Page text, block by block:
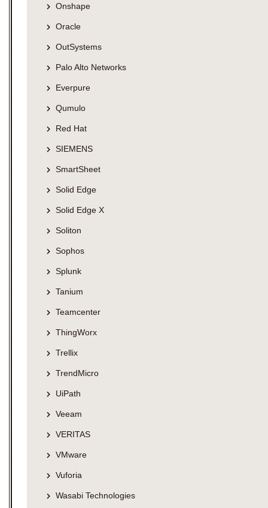
Onshape
Oracle
OutSystems
Palo Alto Networks
Everpure
Qumulo
Red Hat
SIEMENS
SmartSheet
Solid Edge
Solid Edge X
Soliton
Sophos
Splunk
Tanium
Teamcenter
ThingWorx
Trellix
TrendMicro
UiPath
Veeam
VERITAS
VMware
Vuforia
Wasabi Technologies